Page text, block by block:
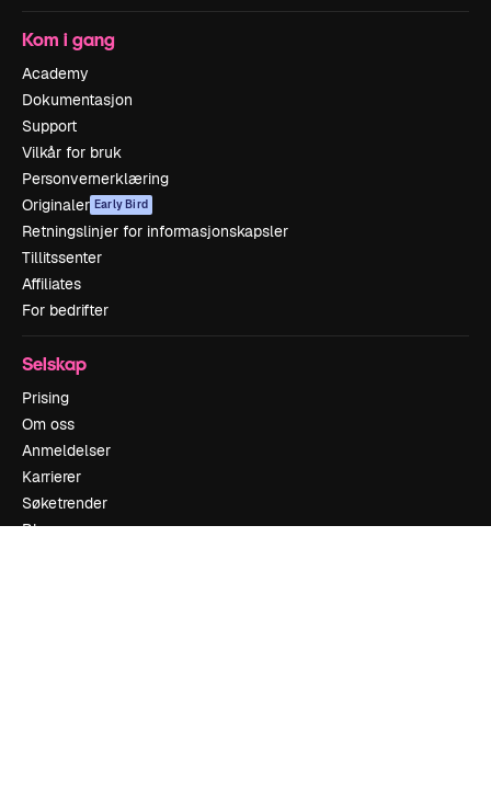
Kom i gang
Academy
Dokumentasjon
Support
Vilkår for bruk
Personvernerklæring
Originaler Early Bird
Retningslinjer for informasjonskapsler
Tillitssenter
Affiliates
For bedrifter
Selskap
Prising
Om oss
Anmeldelser
Karrierer
Søketrender
Blogg